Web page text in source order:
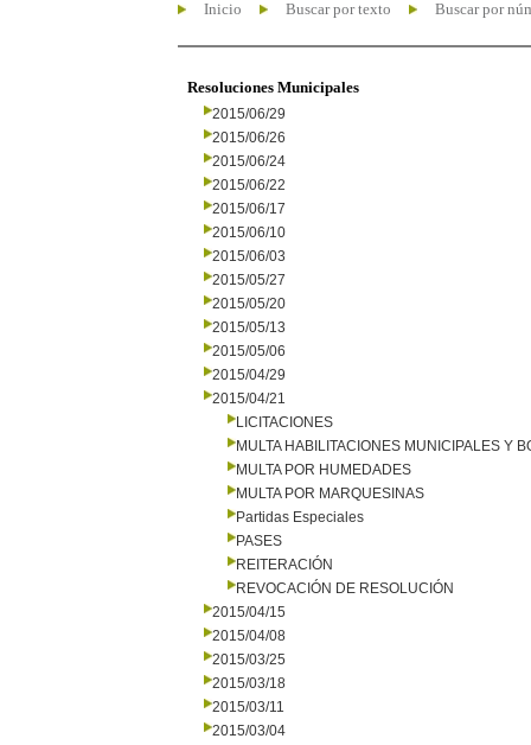
Inicio Buscar por texto Buscar por
Resoluciones Municipales
2015/06/29
2015/06/26
2015/06/24
2015/06/22
2015/06/17
2015/06/10
2015/06/03
2015/05/27
2015/05/20
2015/05/13
2015/05/06
2015/04/29
2015/04/21
LICITACIONES
MULTA HABILITACIONES MUNICIPALES Y
MULTA POR HUMEDADES
MULTA POR MARQUESINAS
Partidas Especiales
PASES
REITERACIÓN
REVOCACIÓN DE RESOLUCIÓN
2015/04/15
2015/04/08
2015/03/25
2015/03/18
2015/03/11
2015/03/04